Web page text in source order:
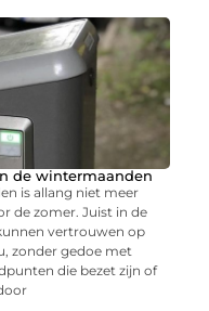
de wintermaanden
is allang niet meer
de zomer. Juist in de
vertrouwen op
zonder gedoe met
die bezet zijn of